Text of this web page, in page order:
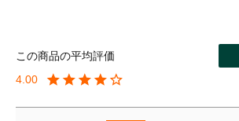
4.00